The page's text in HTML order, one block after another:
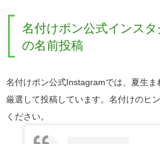
名付けポン公式インスタ
の名前投稿
名付けポン公式Instagramでは、夏生
厳選して投稿しています。名付けのヒ
ください。